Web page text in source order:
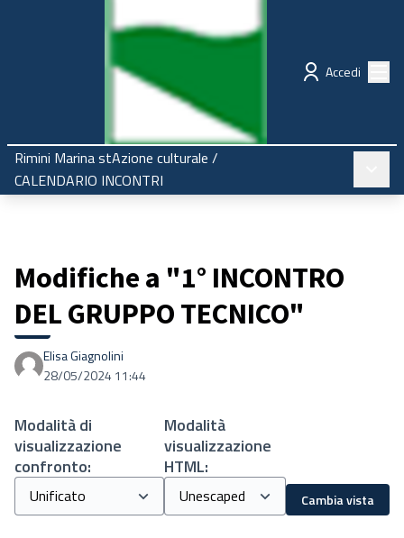
Regione Emilia-Romagna Partecipazione
Accedi
Rimini Marina stAzione culturale /
CALENDARIO INCONTRI
Modifiche a "1° INCONTRO
DEL GRUPPO TECNICO"
Elisa Giagnolini
28/05/2024 11:44
Modalità di
visualizzazione
confronto:
Modalità
visualizzazione
HTML:
Cambia vista